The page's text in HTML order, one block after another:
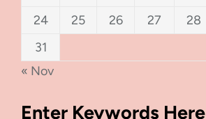
24
25 26 27 28
31
« Nov
Enter Keywords Here